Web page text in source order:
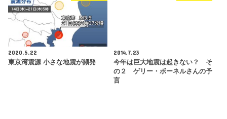
2020.5.22
東京湾震源 小さな地震が頻発
2014.7.23
今年は巨大地震は起きない？ そ
の２ ゲリー・ボーネルさんの予
言